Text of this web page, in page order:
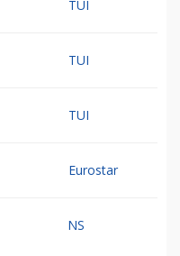
TUI
TUI
TUI
Eurostar
NS